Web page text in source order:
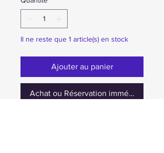
Il ne reste que 1 article(s) en stock
Ajouter au panier
Achat ou Réservation immédiate